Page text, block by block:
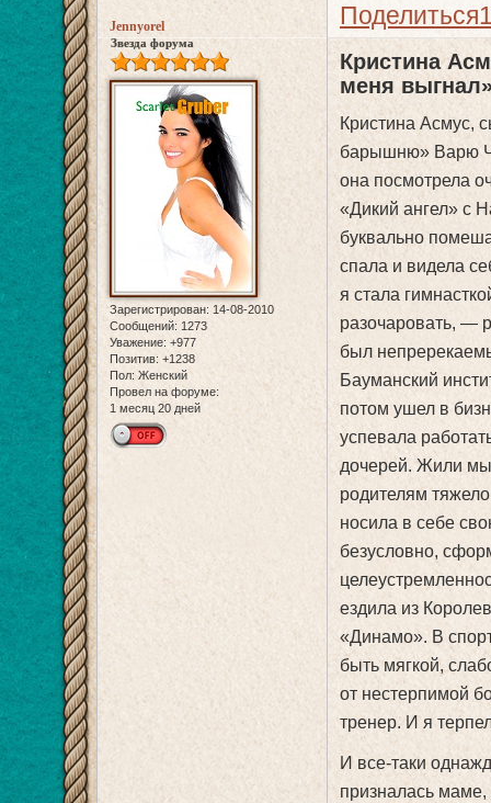
Поделиться
Jennyorel
Звезда форума
Зарегистрирован: 14-08-2010
Сообщений: 1273
Уважение: +977
Позитив: +1238
Пол: Женский
Провел на форуме:
1 месяц 20 дней
Кристина
меня
Кристина Асмус,
барышню» Варю
она посмотрела
«Дикий ангел» с
буквально
спала и видела
я стала
разочаровать, —
был
Бауманский
потом ушел в
успевала
дочерей. Жили мы
родителям
носила в себе
безусловно,
ездила из
«Динамо». В
быть мягкой,
от нестерпимой
тренер. И я
И все-таки
призналась маме,